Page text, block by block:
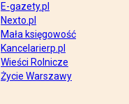
E-gazety.pl
Nexto.pl
Mała księgowość
Kancelarierp.pl
Wieści Rolnicze
Życie Warszawy